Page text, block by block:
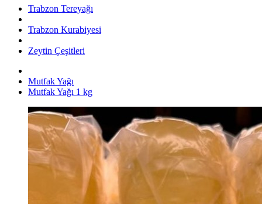
Trabzon Tereyağı
Trabzon Kurabiyesi
Zeytin Çeşitleri
Mutfak Yağı
Mutfak Yağı 1 kg